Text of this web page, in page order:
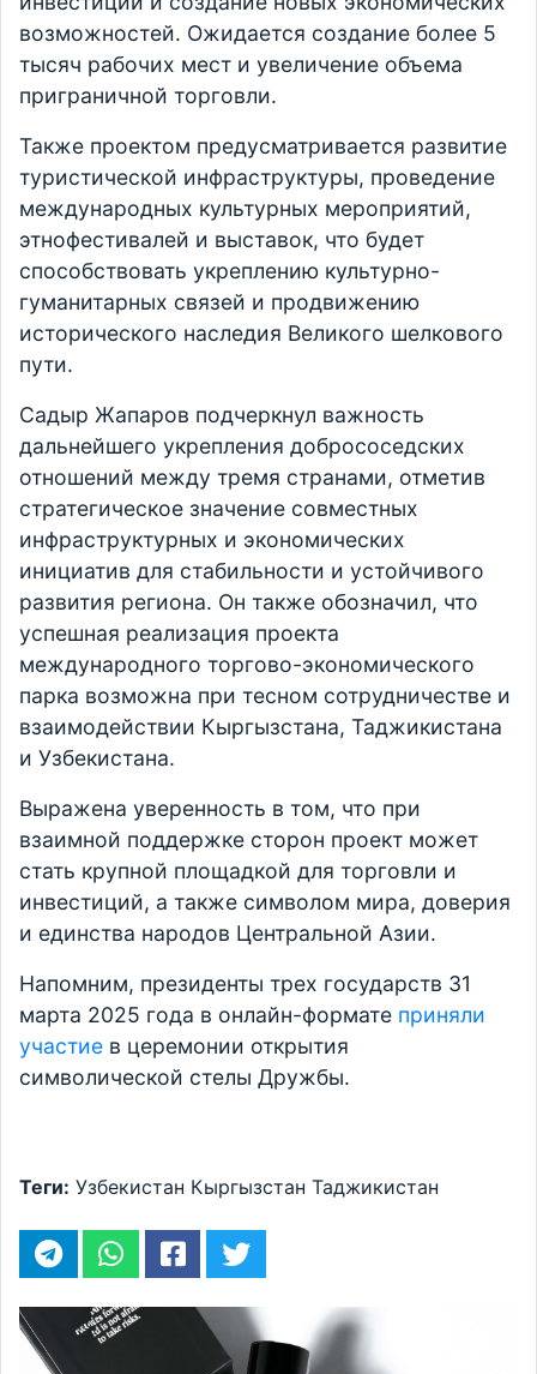
возможностей. Ожидается создание более 5
тысяч рабочих мест и увеличение объема
приграничной торговли.
Также проектом предусматривается развитие
туристической инфраструктуры, проведение
международных культурных мероприятий,
этнофестивалей и выставок, что будет
способствовать укреплению культурно-
гуманитарных связей и продвижению
исторического наследия Великого шелкового
пути.
Садыр Жапаров подчеркнул важность
дальнейшего укрепления добрососедских
отношений между тремя странами, отметив
стратегическое значение совместных
инфраструктурных и экономических
инициатив для стабильности и устойчивого
развития региона. Он также обозначил, что
успешная реализация проекта
международного торгово-экономического
парка возможна при тесном сотрудничестве и
взаимодействии Кыргызстана, Таджикистана
и Узбекистана.
Выражена уверенность в том, что при
взаимной поддержке сторон проект может
стать крупной площадкой для торговли и
инвестиций, а также символом мира, доверия
и единства народов Центральной Азии.
Напомним, президенты трех государств 31
марта 2025 года в онлайн-формате приняли
участие в церемонии открытия
символической стелы Дружбы.
Теги: Узбекистан Кыргызстан Таджикистан